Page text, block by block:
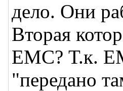
дело. Они
Вторая
ЕМС? Т.к.
"передано